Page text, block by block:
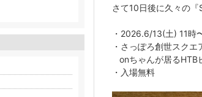
さて10日後に久々の
・2026.6/13(土) 11時
・さっぽろ創世スク
onちゃんが居るHTB
・入場無料